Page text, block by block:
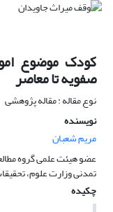
کودک موضوع
صفویه تا معاصر
نوع مقاله : مقاله پژوهشی
نویسنده
مریم شعبان
عضو هیئت علمی گروه
تمدنی وزارت علوم،
چکیده